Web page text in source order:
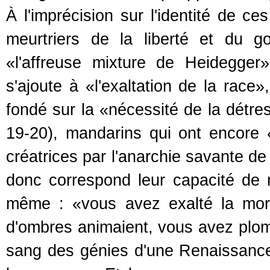
À l'imprécision sur l'identité de
meurtriers de la liberté et du
«l'affreuse mixture de
s'ajoute à «l'exaltation de la
fondé sur la «nécessité de la
19-20), mandarins qui ont
créatrices par l'anarchie savante
donc correspond leur capacité
même : «vous avez exalté la
d'ombres animaient, vous avez
sang des génies d'une